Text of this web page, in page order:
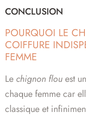
CONCLUSION
POURQUOI LE
COIFFURE
FEMME
Le chignon flouest
chaque femme car
classique et